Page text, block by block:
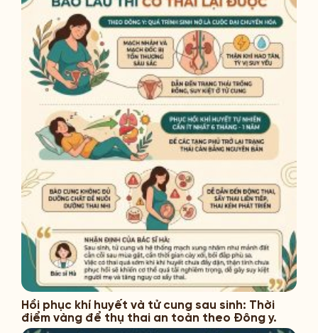
Hồi phục khí huyết và tử cung sau sinh: Thời
điểm vàng để thụ thai an toàn theo Đông y.